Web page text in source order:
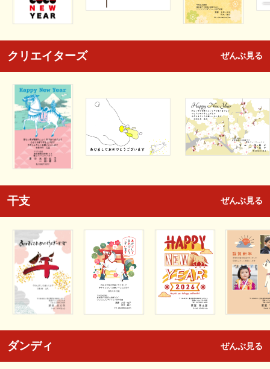
クリエイターズ ぜんぶ見る
干支 ぜんぶ見る
ダンディ ぜんぶ見る